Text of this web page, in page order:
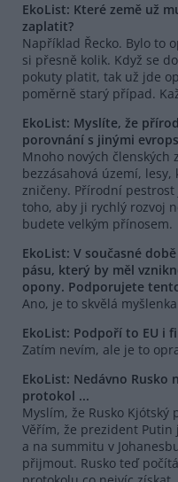
EkoList: Které země už
zaplatit?
Například Řecko. Bylo to
si přesně kolik. Když se
pokuty platit, tak už jde
poměrně starý případ.
EkoList: Myslíte, že
porovnání s jinými
Mnoho nových
bezzásahová území,
zničeny. Přírodní
toho, aby ji rychlý rozvoj
budete velkým přínosem.
EkoList: V současné
pásu, který by měl
opony. Podporujete
Ano, je to skvělá
EkoList: Podpoří to EU i
Zatím nevím, ale je to
EkoList: Nedávno Rusko
protokol ...
Myslím, že Rusko
Věřím, že prezident
a na summitu v
přijmout. Rusko teď